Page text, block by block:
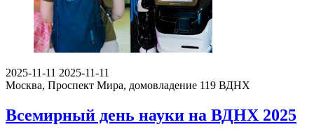
2025-11-11 2025-11-11
Москва, Проспект Мира, домовладение 119 ВДНХ
Всемирный день науки на ВДНХ 2025